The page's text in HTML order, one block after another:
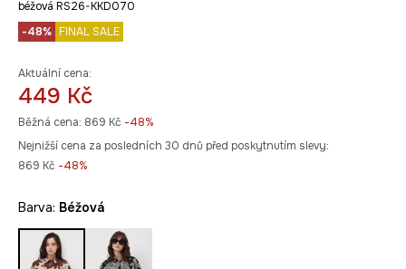
béžová RS26-KKD070
-48% FINAL SALE
Aktuální cena:
449 Kč
Běžná cena: 869 Kč -48%
Nejnižší cena za posledních 30 dnů před poskytnutím slevy:
869 Kč -48%
Barva: béžová